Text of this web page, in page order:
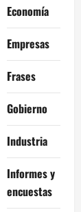
Economía
Empresas
Frases
Gobierno
Industria
Informes y
encuestas